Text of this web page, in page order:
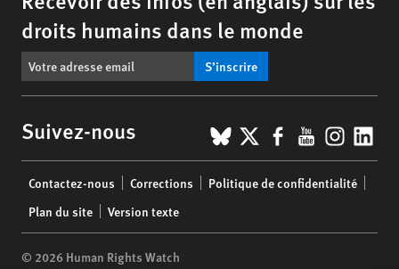
droits humains dans le monde
S’inscrire
Suivez-nous BlueSky
X Facebook
YouTube
menu
Contactez-nous Corrections
Politique de confidentialité
Plan du site
Version texte
© 2026 Human Rights Watch